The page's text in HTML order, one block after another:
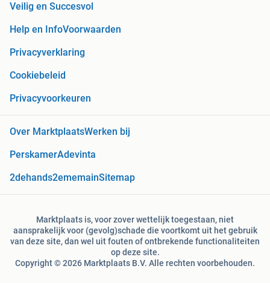
Veilig en Succesvol
Help en InfoVoorwaarden
Privacyverklaring
Cookiebeleid
Privacyvoorkeuren
Over MarktplaatsWerken bij
PerskamerAdevinta
2dehands2ememainSitemap
Marktplaats is, voor zover wettelijk toegestaan, niet
aansprakelijk voor (gevolg)schade die voortkomt uit het gebruik
van deze site, dan wel uit fouten of ontbrekende functionaliteiten
op deze site.
Copyright © 2026 Marktplaats B.V. Alle rechten voorbehouden.